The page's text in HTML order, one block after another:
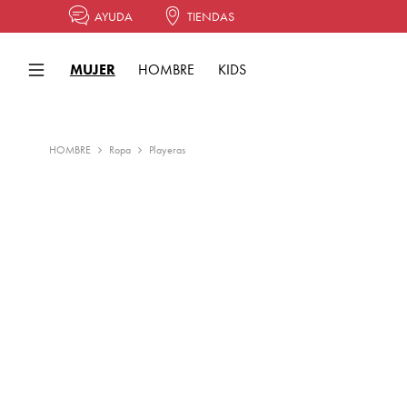
AYUDA TIENDAS
MUJER HOMBRE KIDS
HOMBRE Ropa Playeras